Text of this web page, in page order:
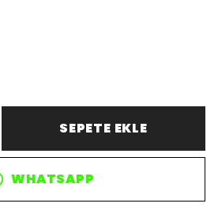
SEPETE EKLE
WHATSAPP